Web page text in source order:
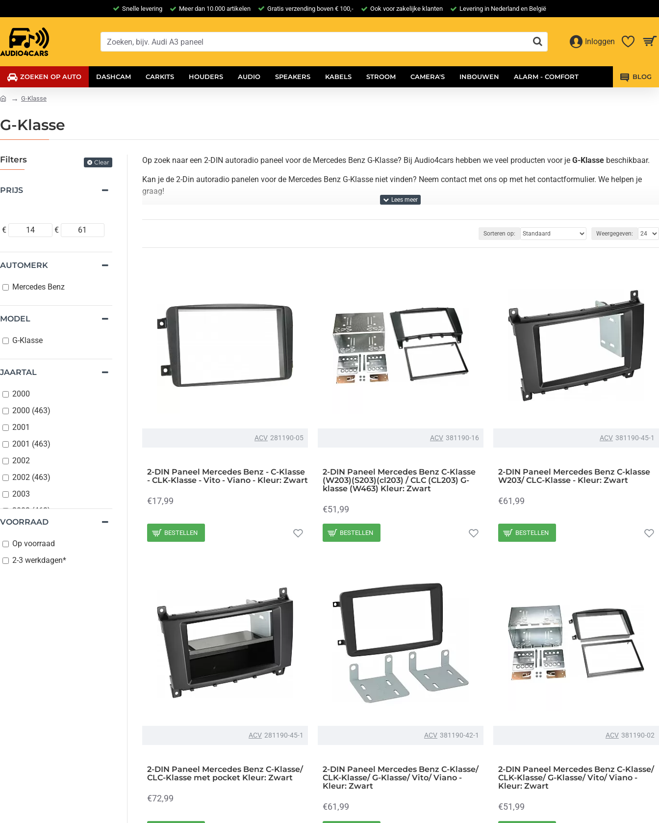
Snelle levering Meer dan 10.000 artikelen Gratis verzending boven € 100,- Ook voor zakelijke klanten Levering in Nederland en België
Inloggen
ZOEKEN OP AUTO DASHCAM CARKITS HOUDERS AUDIO SPEAKERS KABELS STROOM CAMERA'S INBOUWEN ALARM - COMFORT BLOG
G-Klasse
G-Klasse
Filters Clear
PRIJS
€ €
JAARTAL
2000
2000 (463)
2001
2001 (463)
2002
2002 (463)
2003
2003 (463)
2004
2004 (463)
2005
MODEL
G-Klasse
AUTOMERK
Mercedes Benz
VOORRAAD
Op voorraad
2-3 werkdagen*
Op zoek naar een 2-DIN autoradio paneel voor de Mercedes Benz G-Klasse? Bij Audio4cars hebben we veel producten voor je G-Klasse beschikbaar.
Kan je de 2-Din autoradio panelen voor de Mercedes Benz G-Klasse niet vinden? Neem contact met ons op met het contactformulier. We helpen je
graag!
Sorteren op: Weergegeven:
ACV 281190-05
2-DIN Paneel Mercedes Benz - C-Klasse
- CLK-Klasse - Vito - Viano - Kleur: Zwart
€17,99
BESTELLEN
ACV 381190-16
2-DIN Paneel Mercedes Benz C-Klasse
(W203)(S203)(cl203) / CLC (CL203) G-
klasse (W463) Kleur: Zwart
€51,99
BESTELLEN
ACV 381190-45-1
2-DIN Paneel Mercedes Benz C-klasse
W203/ CLC-Klasse - Kleur: Zwart
€61,99
BESTELLEN
ACV 281190-45-1
2-DIN Paneel Mercedes Benz C-Klasse/
CLC-Klasse met pocket Kleur: Zwart
€72,99
ACV 381190-42-1
2-DIN Paneel Mercedes Benz C-Klasse/
CLK-Klasse/ G-Klasse/ Vito/ Viano -
Kleur: Zwart
€61,99
ACV 381190-02
2-DIN Paneel Mercedes Benz C-Klasse/
CLK-Klasse/ G-Klasse/ Vito/ Viano -
Kleur: Zwart
€51,99